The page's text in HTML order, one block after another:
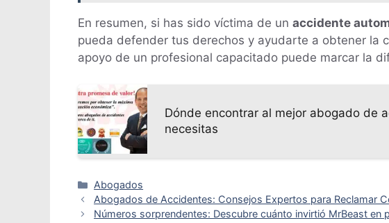
En resumen, si has sido víctima de un accidente
pueda defender tus derechos y ayudarte a obtener la
apoyo de un profesional capacitado puede marcar la
Dónde encontrar al mejor abogado de
necesitas
Categorías
Abogados
Abogados de Accidentes: Consejos Expertos para Reclamar
Números sorprendentes: Descubre cuánto invirtió MrBeast en